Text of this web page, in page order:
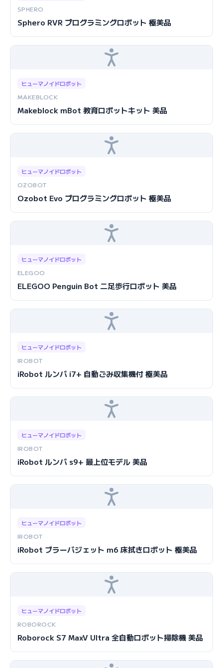
SPHERO
Sphero RVR プログラミングロボット 極美品
ヒューマノイドロボット
MAKEBLOCK
Makeblock mBot 教育ロボットキット 美品
ヒューマノイドロボット
OZOBOT
Ozobot Evo プログラミングロボット 極美品
ヒューマノイドロボット
ELEGOO
ELEGOO Penguin Bot 二足歩行ロボット 美品
ヒューマノイドロボット
IROBOT
iRobot ルンバ i7+ 自動ごみ収集機付 極美品
ヒューマノイドロボット
IROBOT
iRobot ルンバ s9+ 最上位モデル 美品
ヒューマノイドロボット
IROBOT
iRobot ブラーバジェット m6 床拭きロボット 極美品
ヒューマノイドロボット
ROBOROCK
Roborock S7 MaxV Ultra 全自動ロボット掃除機 美品